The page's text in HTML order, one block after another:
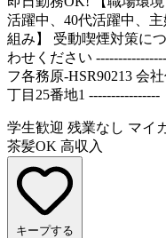
活躍中、40代活躍中、
組み】 受動喫煙対策に
わせください
フ各務原-HSR90213 会
丁目25番地1 ----------------
学生歓迎 残業なし マイ
茶髪OK 高収入
キープする